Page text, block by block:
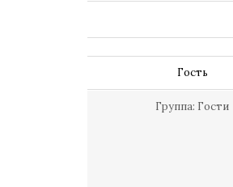
Гость
Группа: Гости